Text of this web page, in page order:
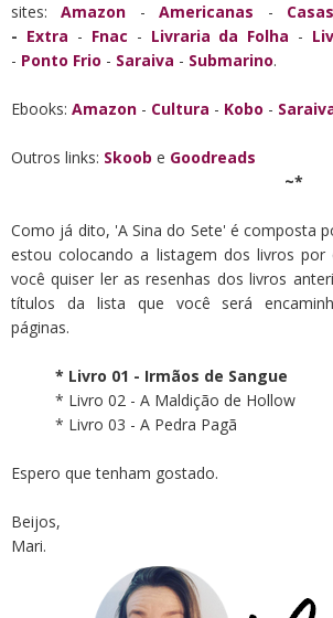
sites:Amazon -Americanas -
- Extra - Fnac - Livraria da Folha -
- Ponto Frio - Saraiva - Submarino.
Ebooks: Amazon - Cultura - Kobo -
Outros links: Skoob e Goodreads
~*
Como já dito, 'A Sina do Sete' é composta
estou colocando a listagem dos livros por
você quiser ler as resenhas dos livros
títulos da lista que você será
páginas.
* Livro 01 - Irmãos de Sangue
* Livro 02 - A Maldição de Hollow
* Livro 03 - A Pedra Pagã
Espero que tenham gostado.
Beijos,
Mari.